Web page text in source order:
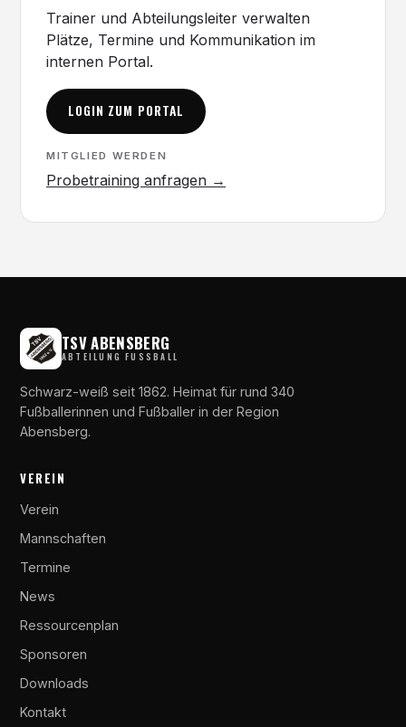
Trainer und Abteilungsleiter verwalten
Plätze, Termine und Kommunikation im
internen Portal.
LOGIN ZUM PORTAL
MITGLIED WERDEN
Probetraining anfragen →
TSV ABENSBERG
ABTEILUNG FUSSBALL
Schwarz-weiß seit 1862. Heimat für rund 340
Fußballerinnen und Fußballer in der Region
Abensberg.
VEREIN
Verein
Mannschaften
Termine
News
Ressourcenplan
Sponsoren
Downloads
Kontakt